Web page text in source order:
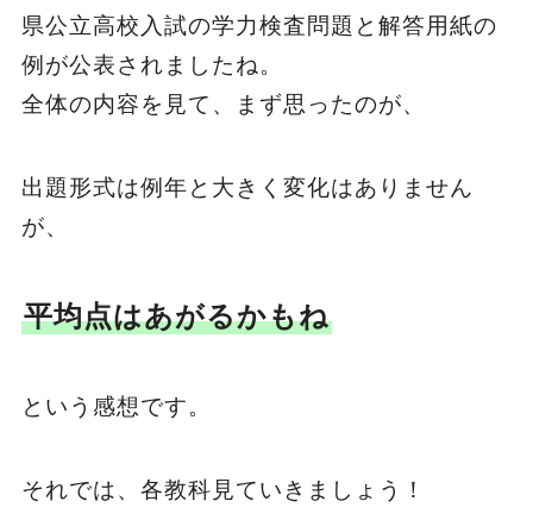
県公立高校入試の学力検査問題と解答用紙の
例が公表されましたね。
全体の内容を見て、まず思ったのが、
出題形式は例年と大きく変化はありません
が、
平均点はあがるかもね
という感想です。
それでは、各教科見ていきましょう！